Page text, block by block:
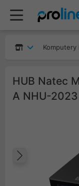
Komputery
HUB Natec
A NHU-2023